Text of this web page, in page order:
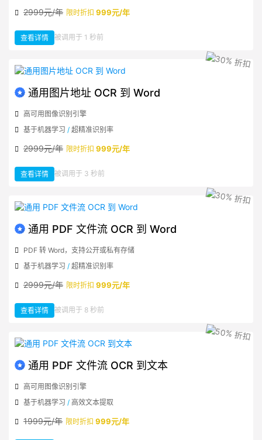
2999元/年 限时折扣 999元/年
查看详情 ：
通
地
址
OCR
文
本
被调用于 1 秒前
通用图片地址 OCR 到 Word
高可用图像识别引擎
基于机器学习 / 超精准识别率
2999元/年 限时折扣 999元/年
查看详情 ：
通
地
址
OCR
Word
被调用于 3 秒前
通用 PDF 文件流 OCR 到 Word
PDF 转 Word，支持公开或私有存储
基于机器学习 / 超精准识别率
2999元/年 限时折扣 999元/年
查看详情 ：
通
件
流
OCR
Word
被调用于 8 秒前
通用 PDF 文件流 OCR 到文本
高可用图像识别引擎
基于机器学习 / 高效文本提取
1999元/年 限时折扣 999元/年